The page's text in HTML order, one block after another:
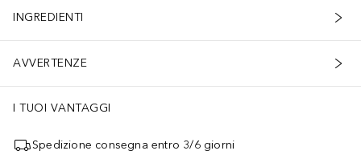
INGREDIENTI
AVVERTENZE
I TUOI VANTAGGI
Spedizione consegna entro 3/6 giorni